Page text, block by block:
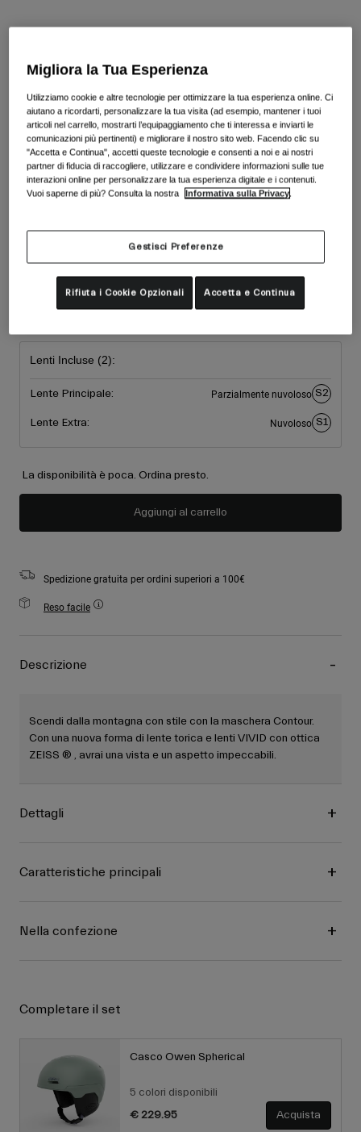
Guanti
Ricambi
Vedi tutto
Utilizzo
All Mountain
Backcountry
Freestyle
Sci Gara
Lenti Incluse (2):
Lente Principale: Parzialmente nuvoloso S2
Lente Extra: Nuvoloso S1
La disponibilità è poca. Ordina presto.
Aggiungi al carrello
Spedizione gratuita per ordini superiori a 100€
Reso facile
Descrizione
Scendi dalla montagna con stile con la maschera Contour.
Con una nuova forma di lente torica e lenti VIVID con ottica
ZEISS ® , avrai una vista e un aspetto impeccabili.
Dettagli
Caratteristiche principali
Nella confezione
Completare il set
Casco Owen Spherical
5 colori disponibili
€ 229.95
Acquista
Migliora la Tua Esperienza
Utilizziamo cookie e altre tecnologie per ottimizzare la tua esperienza online. Ci
aiutano a ricordarti, personalizzare la tua visita (ad esempio, mantener i tuoi
articoli nel carrello, mostrarti l’equipaggiamento che ti interessa e inviarti le
comunicazioni più pertinenti) e migliorare il nostro sito web. Facendo clic su
"Accetta e Continua", accetti queste tecnologie e consenti a noi e ai nostri
partner di fiducia di raccogliere, utilizzare e condividere informazioni sulle tue
interazioni online per personalizzare la tua esperienza digitale e i contenuti.
Vuoi saperne di più? Consulta la nostra
Informativa sulla Privacy.
Gestisci Preferenze
Rifiuta i Cookie Opzionali Accetta e Continua